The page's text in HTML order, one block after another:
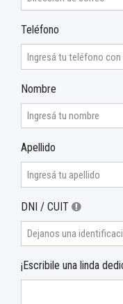
Teléfono
Nombre
Apellido
DNI / CUIT
¡Escribile una linda